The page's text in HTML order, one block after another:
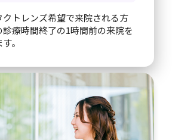
トレンズ希望で来院される方
療時間終了の1時間前の来院を
。